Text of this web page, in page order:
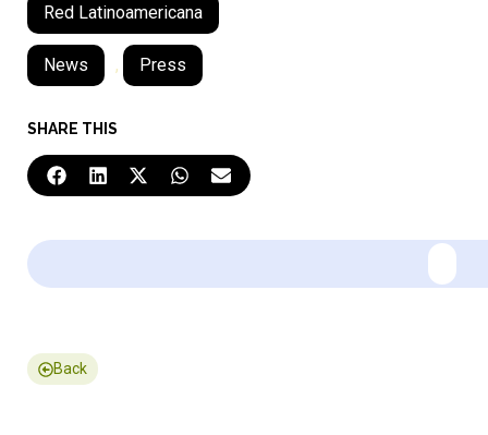
Red Latinoamericana
News , Press
SHARE THIS
Back